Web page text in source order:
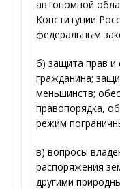
автономной
Конституции
федеральным
б) защита прав и
гражданина;
меньшинств;
правопорядка,
режим
в) вопросы
распоряжения
другими